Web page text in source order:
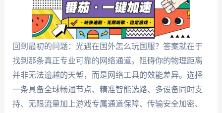
回到最初的问题：光遇在国外怎么玩国服？答案就在于
找到那条真正专业可靠的网络通道。阻碍你的物理距离
并非无法逾越的天堑，而是网络工具的效能差异。选择
一条具备全球畅通节点、精准智能选路、多设备同时支
持、无限流量加上游戏专属通道保障、传输安全加密、